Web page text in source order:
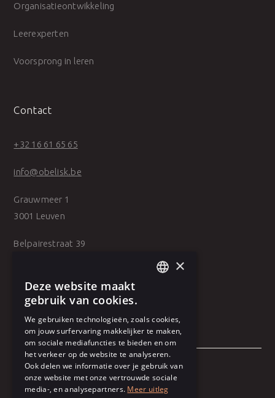
Organisatieontwikkeling
Leerexperten
Voorsprong in leren
Contact
+32 16 61 65 65
info@obelisk.be
Grauwmeer 1
3001 Leuven
Belpairestraat 39
Algemene voorwaarden
FRENCH
×
Deze website maakt
gebruik van cookies.
We gebruiken technologieën, zoals cookies,
om jouw surfervaring makkelijker te maken,
om sociale mediafuncties te bieden en om
het verkeer op de website te analyseren.
Ook delen we informatie over je gebruik van
onze website met onze vertrouwde sociale
media-, en analysepartners. Meer uitleg